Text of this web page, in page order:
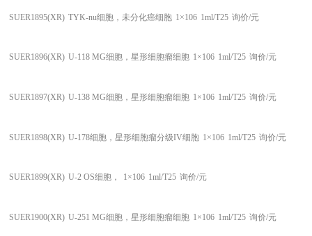
SUER1895(XR) TYK-nu细胞，未分化癌细胞 1×106 1ml/T25 询价/元
SUER1896(XR) U-118 MG细胞，星形细胞瘤细胞 1×106 1ml/T25 询价/元
SUER1897(XR) U-138 MG细胞，星形细胞瘤细胞 1×106 1ml/T25 询价/元
SUER1898(XR) U-178细胞，星形细胞瘤分级IV细胞 1×106 1ml/T25 询价/元
SUER1899(XR) U-2 OS细胞， 1×106 1ml/T25 询价/元
SUER1900(XR) U-251 MG细胞，星形细胞瘤细胞 1×106 1ml/T25 询价/元